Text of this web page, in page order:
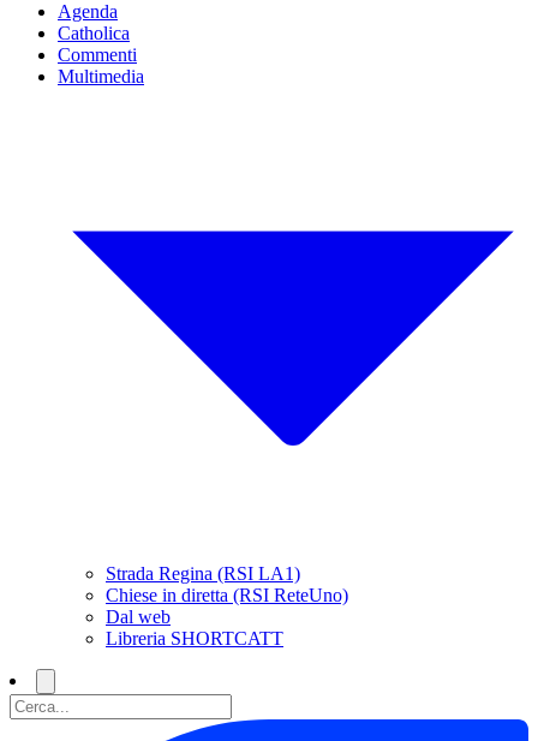
Agenda
Catholica
Commenti
Multimedia
Strada Regina (RSI LA1)
Chiese in diretta (RSI ReteUno)
Dal web
Libreria SHORTCATT